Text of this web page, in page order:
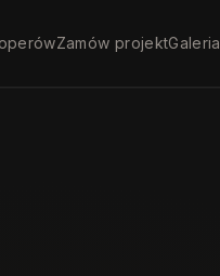
Zamów projektGaleria